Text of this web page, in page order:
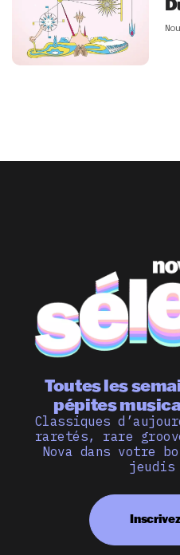
Toutes les
pépites
Classiques
raretés, rare
Nova dans votre
jeudis